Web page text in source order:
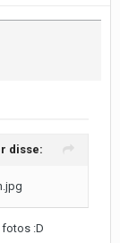
disse:
fotos :D